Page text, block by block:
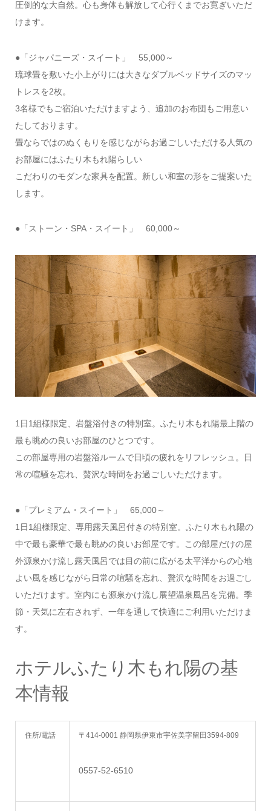
圧倒的な大自然。心も身体も解放して心行くまでお寛ぎいただ
けます。
●「ジャパニーズ・スイート」 55,000～
琉球畳を敷いた小上がりには大きなダブルベッドサイズのマッ
トレスを2枚。
3名様でもご宿泊いただけますよう、追加のお布団もご用意い
たしております。
畳ならではのぬくもりを感じながらお過ごしいただける人気の
お部屋にはふたり木もれ陽らしい
こだわりのモダンな家具を配置。新しい和室の形をご提案いた
します。
●「ストーン・SPA・スイート」 60,000～
1日1組様限定、岩盤浴付きの特別室。ふたり木もれ陽最上階の
最も眺めの良いお部屋のひとつです。
この部屋専用の岩盤浴ルームで日頃の疲れをリフレッシュ。日
常の喧騒を忘れ、贅沢な時間をお過ごしいただけます。
●「プレミアム・スイート」 65,000～
1日1組様限定、専用露天風呂付きの特別室。ふたり木もれ陽の
中で最も豪華で最も眺めの良いお部屋です。この部屋だけの屋
外源泉かけ流し露天風呂では目の前に広がる太平洋からの心地
よい風を感じながら日常の喧騒を忘れ、贅沢な時間をお過ごし
いただけます。室内にも源泉かけ流し展望温泉風呂を完備。季
節・天気に左右されず、一年を通して快適にご利用いただけま
す。
ホテルふたり木もれ陽の基
本情報
住所/電話 〒414-0001 静岡県伊東市宇佐美字留田3594-809
0557-52-6510